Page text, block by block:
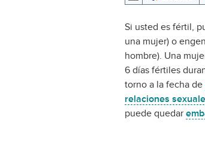
Si usted es fértil,
una mujer) o
hombre). Una
6 días fértiles
torno a la fecha de
relaciones
puede quedar